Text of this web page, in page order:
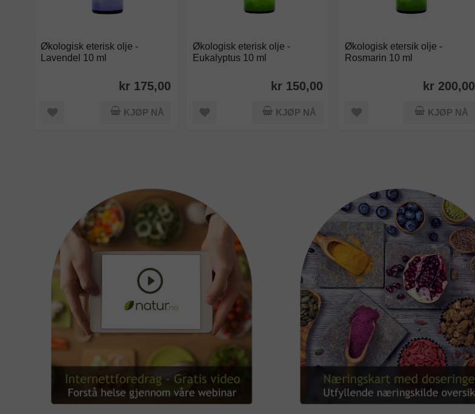
Økologisk eterisk olje -
Lavendel 10 ml
kr 175,00
KJØP NÅ
Økologisk eterisk olje -
Eukalyptus 10 ml
kr 150,00
KJØP NÅ
Økologisk etersik olje -
Rosmarin 10 ml
kr 200,00
KJØP NÅ